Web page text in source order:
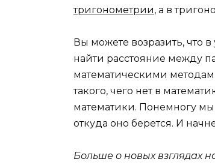
тригонометрии, а в
Вы можете возразить, что
найти расстояние между
математическими
такого, чего нет в
математики. Понемногу мы
откуда оно берется. И
Больше о новых взглядах